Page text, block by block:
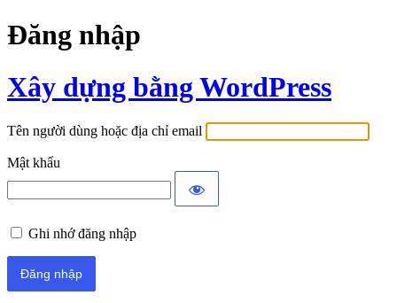
Đăng nhập
Xây dựng bằng WordPress
Tên người dùng hoặc địa chỉ email
Mật khẩu
Ghi nhớ đăng nhập